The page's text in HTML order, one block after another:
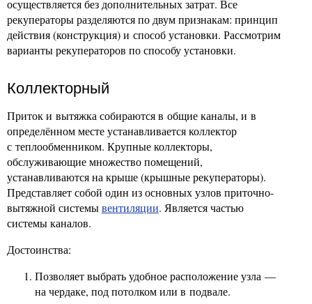
осуществляется без дополнительных затрат. Все
рекуператоры разделяются по двум признакам: принцип
действия (конструкция) и способ установки. Рассмотрим
варианты рекуператоров по способу установки.
Коллекторный
Приток и вытяжка собираются в общие каналы, и в
определённом месте устанавливается коллектор
с теплообменником. Крупные коллекторы,
обслуживающие множество помещений,
устанавливаются на крыше (крышные рекуператоры).
Представляет собой один из основных узлов приточно-
вытяжной системывентиляции. Является частью
системы каналов.
Достоинства:
Позволяет выбрать удобное расположение узла —
на чердаке, под потолком или в подвале.